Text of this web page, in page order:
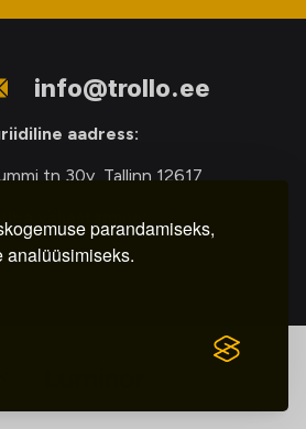
parandamiseks,
analüüsimiseks.
info@trollo.ee
aadress:
tn 30y, Tallinn 12617
väljastamine:
– 9.00 – 18.00